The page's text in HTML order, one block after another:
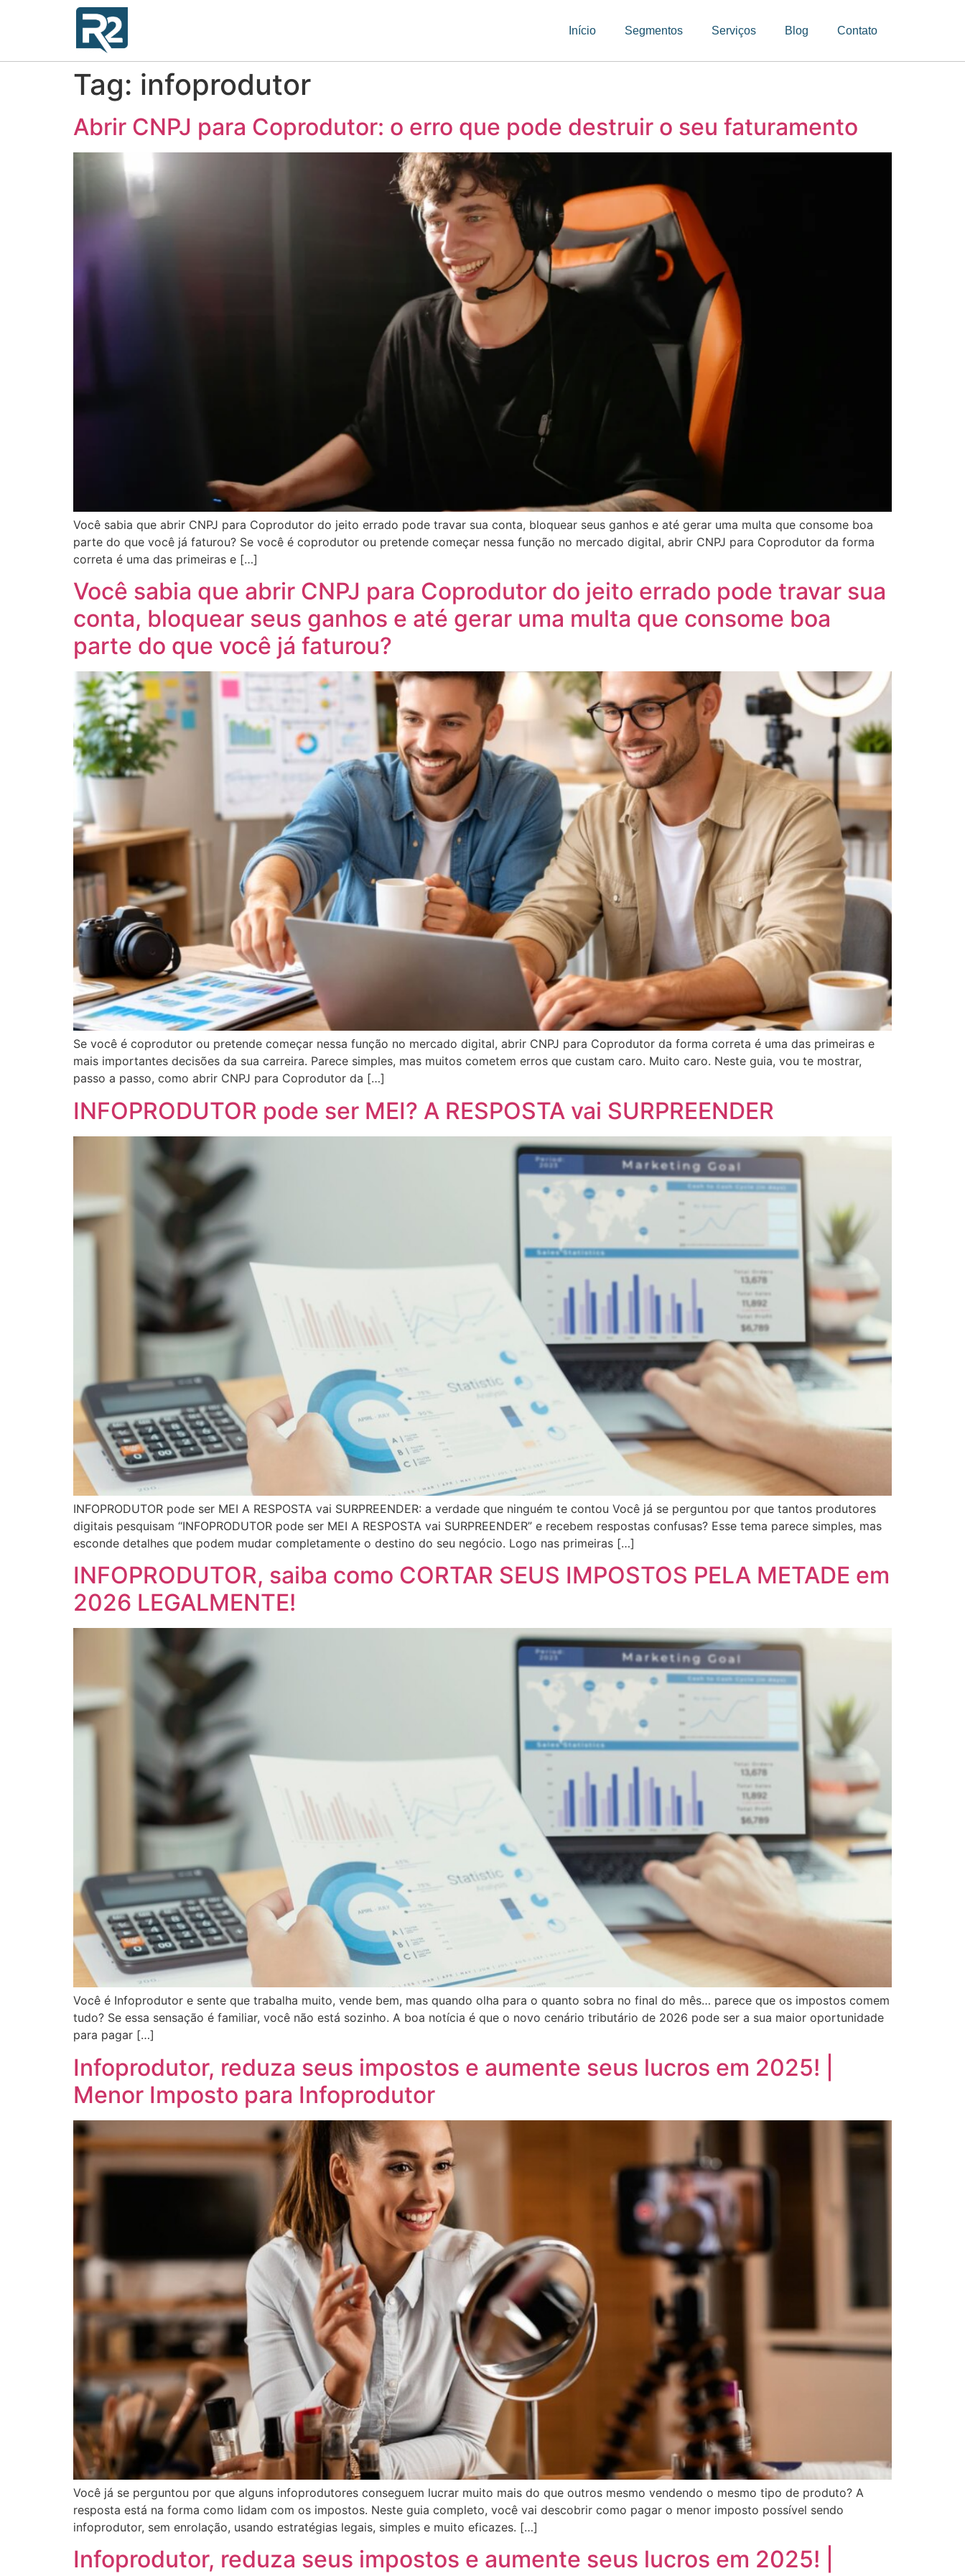
Início Segmentos Serviços Blog Contato
Tag: infoprodutor
Abrir CNPJ para Coprodutor: o erro que pode destruir o seu faturamento
Você sabia que abrir CNPJ para Coprodutor do jeito errado pode travar sua conta, bloquear seus ganhos e até gerar uma multa que consome boa
parte do que você já faturou? Se você é coprodutor ou pretende começar nessa função no mercado digital, abrir CNPJ para Coprodutor da forma
correta é uma das primeiras e […]
Você sabia que abrir CNPJ para Coprodutor do jeito errado pode travar sua
conta, bloquear seus ganhos e até gerar uma multa que consome boa
parte do que você já faturou?
Se você é coprodutor ou pretende começar nessa função no mercado digital, abrir CNPJ para Coprodutor da forma correta é uma das primeiras e
mais importantes decisões da sua carreira. Parece simples, mas muitos cometem erros que custam caro. Muito caro. Neste guia, vou te mostrar,
passo a passo, como abrir CNPJ para Coprodutor da […]
INFOPRODUTOR pode ser MEI? A RESPOSTA vai SURPREENDER
INFOPRODUTOR pode ser MEI A RESPOSTA vai SURPREENDER: a verdade que ninguém te contou Você já se perguntou por que tantos produtores
digitais pesquisam “INFOPRODUTOR pode ser MEI A RESPOSTA vai SURPREENDER” e recebem respostas confusas? Esse tema parece simples, mas
esconde detalhes que podem mudar completamente o destino do seu negócio. Logo nas primeiras […]
INFOPRODUTOR, saiba como CORTAR SEUS IMPOSTOS PELA METADE em
2026 LEGALMENTE!
Você é Infoprodutor e sente que trabalha muito, vende bem, mas quando olha para o quanto sobra no final do mês… parece que os impostos comem
tudo? Se essa sensação é familiar, você não está sozinho. A boa notícia é que o novo cenário tributário de 2026 pode ser a sua maior oportunidade
para pagar […]
Infoprodutor, reduza seus impostos e aumente seus lucros em 2025! |
Menor Imposto para Infoprodutor
Você já se perguntou por que alguns infoprodutores conseguem lucrar muito mais do que outros mesmo vendendo o mesmo tipo de produto? A
resposta está na forma como lidam com os impostos. Neste guia completo, você vai descobrir como pagar o menor imposto possível sendo
infoprodutor, sem enrolação, usando estratégias legais, simples e muito eficazes. […]
Infoprodutor, reduza seus impostos e aumente seus lucros em 2025! |